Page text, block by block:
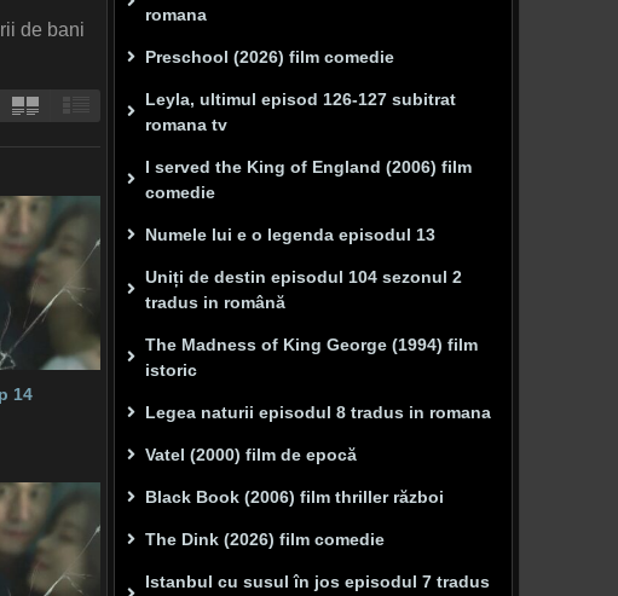
de bani
14
romana
Preschool (2026) film comedie
Leyla, ultimul episod 126-127 subitrat
romana tv
I served the King of England (2006) film
comedie
Numele lui e o legenda episodul 13
Uniți de destin episodul 104 sezonul 2
tradus in română
The Madness of King George (1994) film
istoric
Legea naturii episodul 8 tradus in romana
Vatel (2000) film de epocă
Black Book (2006) film thriller război
The Dink (2026) film comedie
Istanbul cu susul în jos episodul 7 tradus